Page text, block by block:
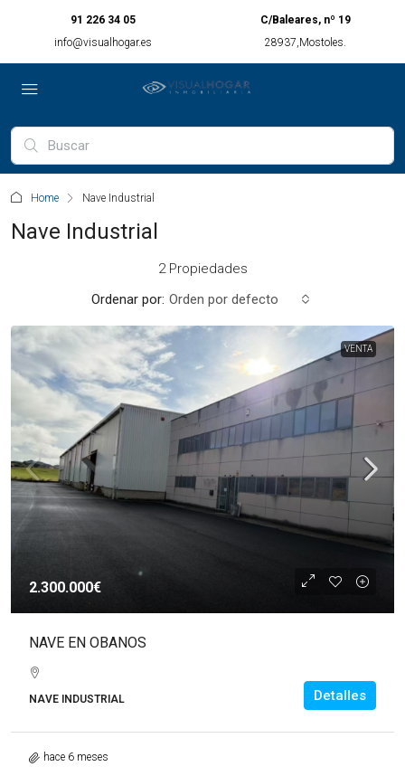
91 226 34 05
info@visualhogar.es
C/Baleares, nº 19
28937,Mostoles.
Home Nave Industrial
Nave Industrial
2 Propiedades
Ordenar por: Orden por defecto
VENTA
2.300.000€
NAVE EN OBANOS
NAVE INDUSTRIAL Detalles
hace 6 meses